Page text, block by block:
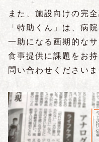
また、施設向けの完
「特助くん」は、病
一助になる画期的なサ
食事提供に課題をお
問い合わせくださいま